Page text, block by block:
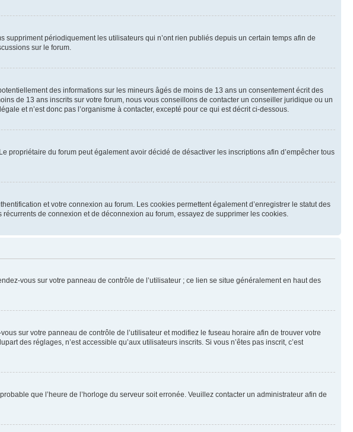
périodiquement les utilisateurs qui n’ont rien publiés depuis un certain temps afin de
sur le forum.
des informations sur les mineurs âgés de moins de 13 ans un consentement écrit des
de 13 ans inscrits sur votre forum, nous vous conseillons de contacter un conseiller juridique ou un
et n’est donc pas l’organisme à contacter, excepté pour ce qui est décrit ci-dessous.
propriétaire du forum peut également avoir décidé de désactiver les inscriptions afin d’empêcher tous
et votre connexion au forum. Les cookies permettent également d’enregistrer le statut des
de connexion et de déconnexion au forum, essayez de supprimer les cookies.
vous sur votre panneau de contrôle de l’utilisateur ; ce lien se situe généralement en haut des
sur votre panneau de contrôle de l’utilisateur et modifiez le fuseau horaire afin de trouver votre
des réglages, n’est accessible qu’aux utilisateurs inscrits. Si vous n’êtes pas inscrit, c’est
que l’heure de l’horloge du serveur soit erronée. Veuillez contacter un administrateur afin de